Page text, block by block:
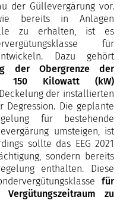
der Güllevergärung vor.
bereits in Anlagen
zu erhalten, ist es
für
Dazu gehört
der Obergrenze der
150 Kilowatt (kW)
der installierten
Degression. Die geplante
für bestehende
umsteigen, ist
sollte das EEG 2021
sondern bereits
enthalten. Diese
für
zu